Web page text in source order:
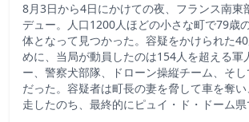
8月3日から4日にかけての夜、フランス南東
デュー。人口1200人ほどの小さな町で79歳
体となって見つかった。容疑をかけられた
めに、当局が動員したのは154人を超える軍
ー、警察犬部隊、ドローン操縦チーム、そ
だった。容疑者は町長の妻を脅して車を奪
走したのち、最終的にピュイ・ド・ドーム県